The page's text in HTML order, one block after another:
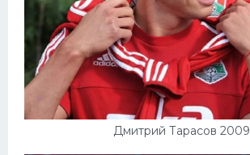
Дмитрий Тарасов 2009